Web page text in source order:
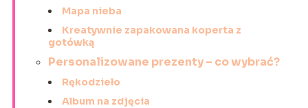
Mapa nieba
Kreatywnie zapakowana koperta z
gotówką
Personalizowane prezenty – co wybrać?
Rękodzieło
Album na zdjęcia